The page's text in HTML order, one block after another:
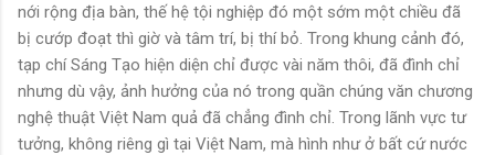
nới rộng địa bàn, thế hệ tội nghiệp đó một sớm một chiều đã
bị cướp đoạt thì giờ và tâm trí, bị thí bỏ. Trong khung cảnh đó,
tạp chí Sáng Tạo hiện diện chỉ được vài năm thôi, đã đình chỉ
nhưng dù vậy, ảnh hưởng của nó trong quần chúng văn chương
nghệ thuật Việt Nam quả đã chẳng đình chỉ. Trong lãnh vực tư
tưởng, không riêng gì tại Việt Nam, mà hình như ở bất cứ nước